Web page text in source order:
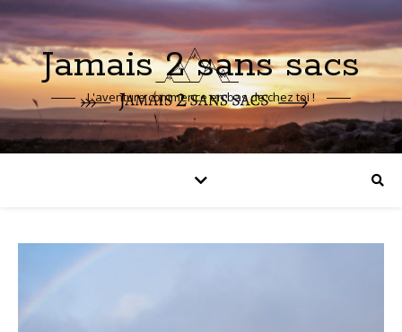
Jamais 2 sans sacs
L'aventure commence en bas de chez toi !